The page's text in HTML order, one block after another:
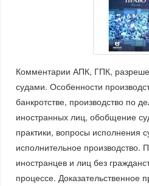
Комментарии АПК, ГПК,
судами. Особенности
банкротстве, производство по
иностранных лиц, обобщение
практики, вопросы исполнения
исполнительное производство.
иностранцев и лиц без
процессе.